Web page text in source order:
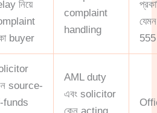
নিয়ে
buyer
complaint
handling
source-
funds
AML duty
এবং solicitor